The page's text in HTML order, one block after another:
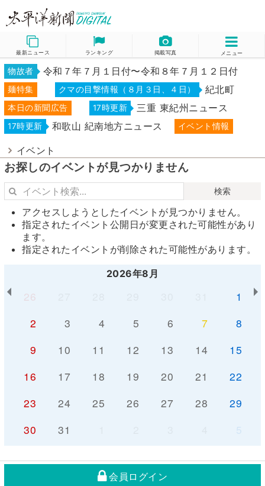
最新ニュース ランキング 掲載写真 メニュー
物故者 令和７年７月１日付〜令和８年７月１２日付
麺特集 クマの目撃情報（８月３日、４日） 紀北町
本日の新聞広告 17時更新 三重 東紀州ニュース
17時更新 和歌山 紀南地方ニュース イベント情報
イベント
お探しのイベントが見つかりません
検索
アクセスしようとしたイベントが見つかりません。
指定されたイベント公開日が変更された可能性があり
ます。
指定されたイベントが削除された可能性があります。
2026年8月
26
1
2
3 4 5 6 7
8
9
10 11 12 13 14
15
16
17 18 19 20 21
22
23
24 25 26 27 28
29
30
31 5
会員ログイン